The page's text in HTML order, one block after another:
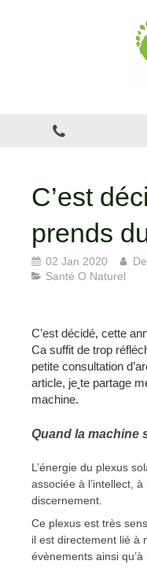
C’est
prends
02 Jan 2020
Santé O Naturel
C’est décidé, cette
Ca suffit de trop
petite consultation
article, je te partage
machine.
Quand la machine
L’énergie du plexus
associée à l’intellect, à
discernement.
Ce plexus est très
il est directement lié à
évènements ainsi